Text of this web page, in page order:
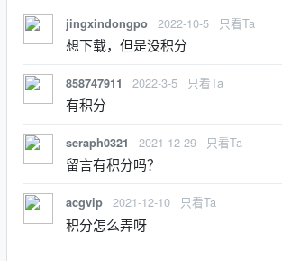
jingxindongpo 2022-10-5 只看Ta
想下载，但是没积分
858747911 2022-3-5 只看Ta
有积分
seraph0321 2021-12-29 只看Ta
留言有积分吗？
acgvip 2021-12-10 只看Ta
积分怎么弄呀